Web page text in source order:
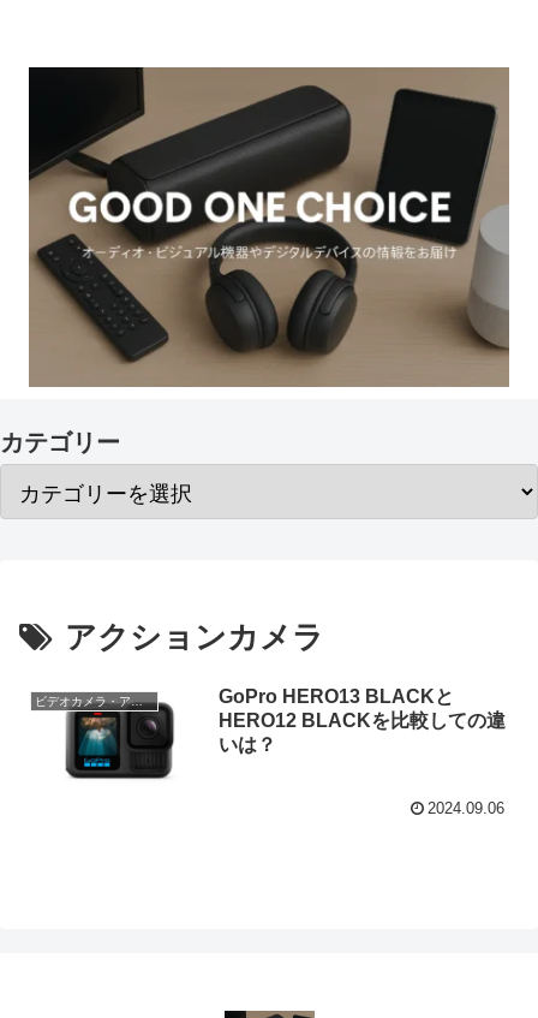
カテゴリー
アクションカメラ
ビデオカメラ・アクションカメラ
GoPro HERO13 BLACKと
HERO12 BLACKを比較しての違
いは？
2024.09.06